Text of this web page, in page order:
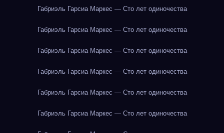
Габриэль Гарсиа Маркес — Сто лет одиночества
Габриэль Гарсиа Маркес — Сто лет одиночества
Габриэль Гарсиа Маркес — Сто лет одиночества
Габриэль Гарсиа Маркес — Сто лет одиночества
Габриэль Гарсиа Маркес — Сто лет одиночества
Габриэль Гарсиа Маркес — Сто лет одиночества